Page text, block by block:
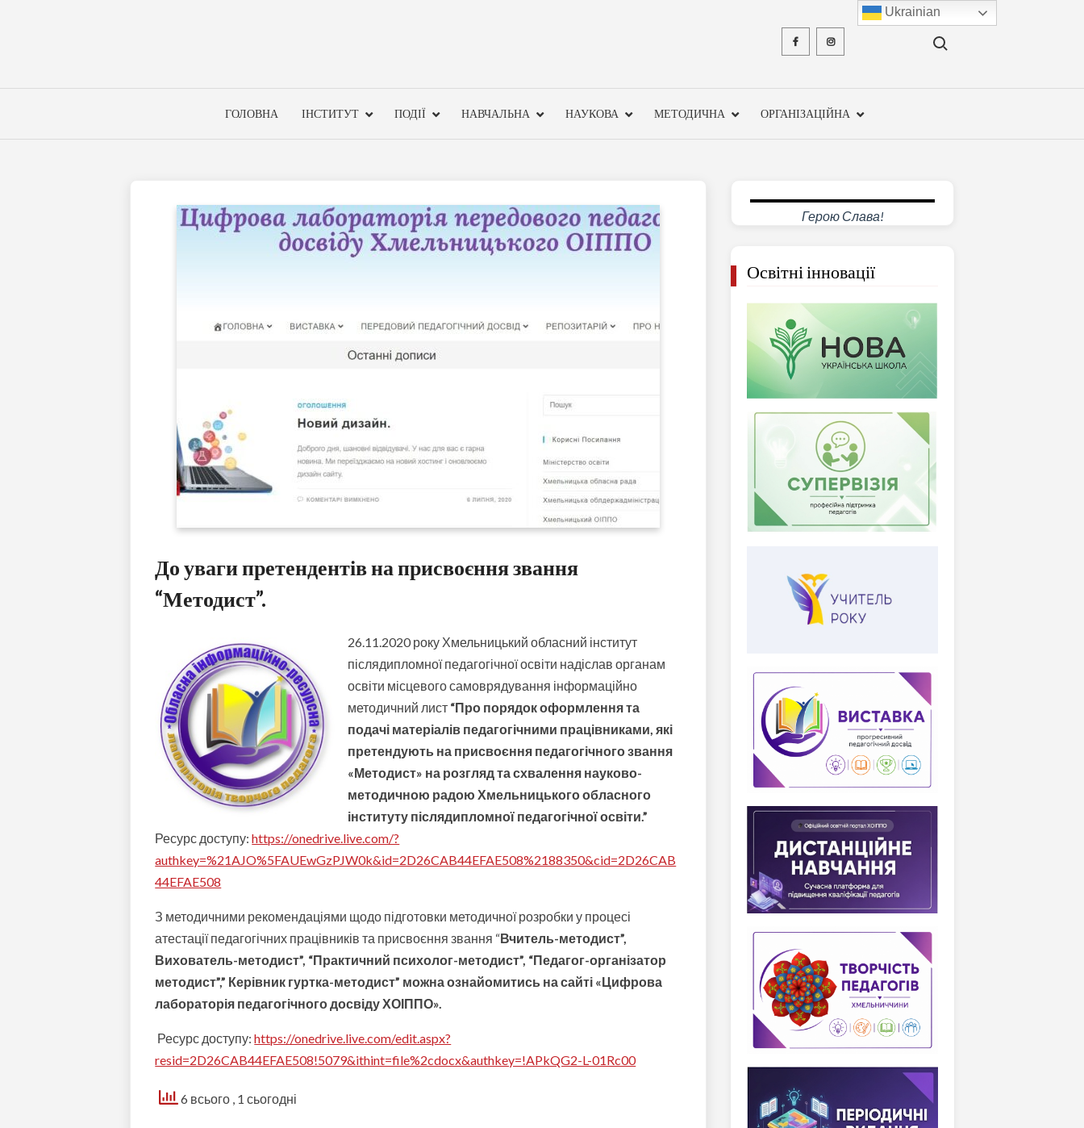
FacebookInstagram Search for:
ГОЛОВНА ІНСТИТУТ ПОДІЇ НАВЧАЛЬНА НАУКОВА МЕТОДИЧНА ОРГАНІЗАЦІЙНА
До уваги претендентів на присвоєння звання
“Методист”.
26.11.2020 року Хмельницький обласний інститут
післядипломної педагогічної освіти надіслав органам
освіти місцевого самоврядування інформаційно
методичний лист “Про порядок оформлення та
подачі матеріалів педагогічними працівниками, які
претендують на присвоєння педагогічного звання
«Методист» на розгляд та схвалення науково-
методичною радою Хмельницького обласного
інституту післядипломної педагогічної освіти.”
Ресурс доступу:https://onedrive.live.com/?
authkey=%21AJO%5FAUEwGzPJW0k&id=2D26CAB44EFAE508%2188350&cid=2D26CAB
44EFAE508
З методичними рекомендаціями щодо підготовки методичної розробки у процесі
атестації педагогічних працівників та присвоєння звання “Вчитель-методист”,
Вихователь-методист”, “Практичний психолог-методист”, “Педагог-організатор
методист”,” Керівник гуртка-методист” можна ознайомитись на сайті «Цифрова
лабораторія педагогічного досвіду ХОІППО».
Ресурс доступу:https://onedrive.live.com/edit.aspx?
resid=2D26CAB44EFAE508!5079&ithint=file%2cdocx&authkey=!APkQG2-L-01Rc00
6 всього , 1 сьогодні
Герою Слава!
Освітні інновації
Ukrainian